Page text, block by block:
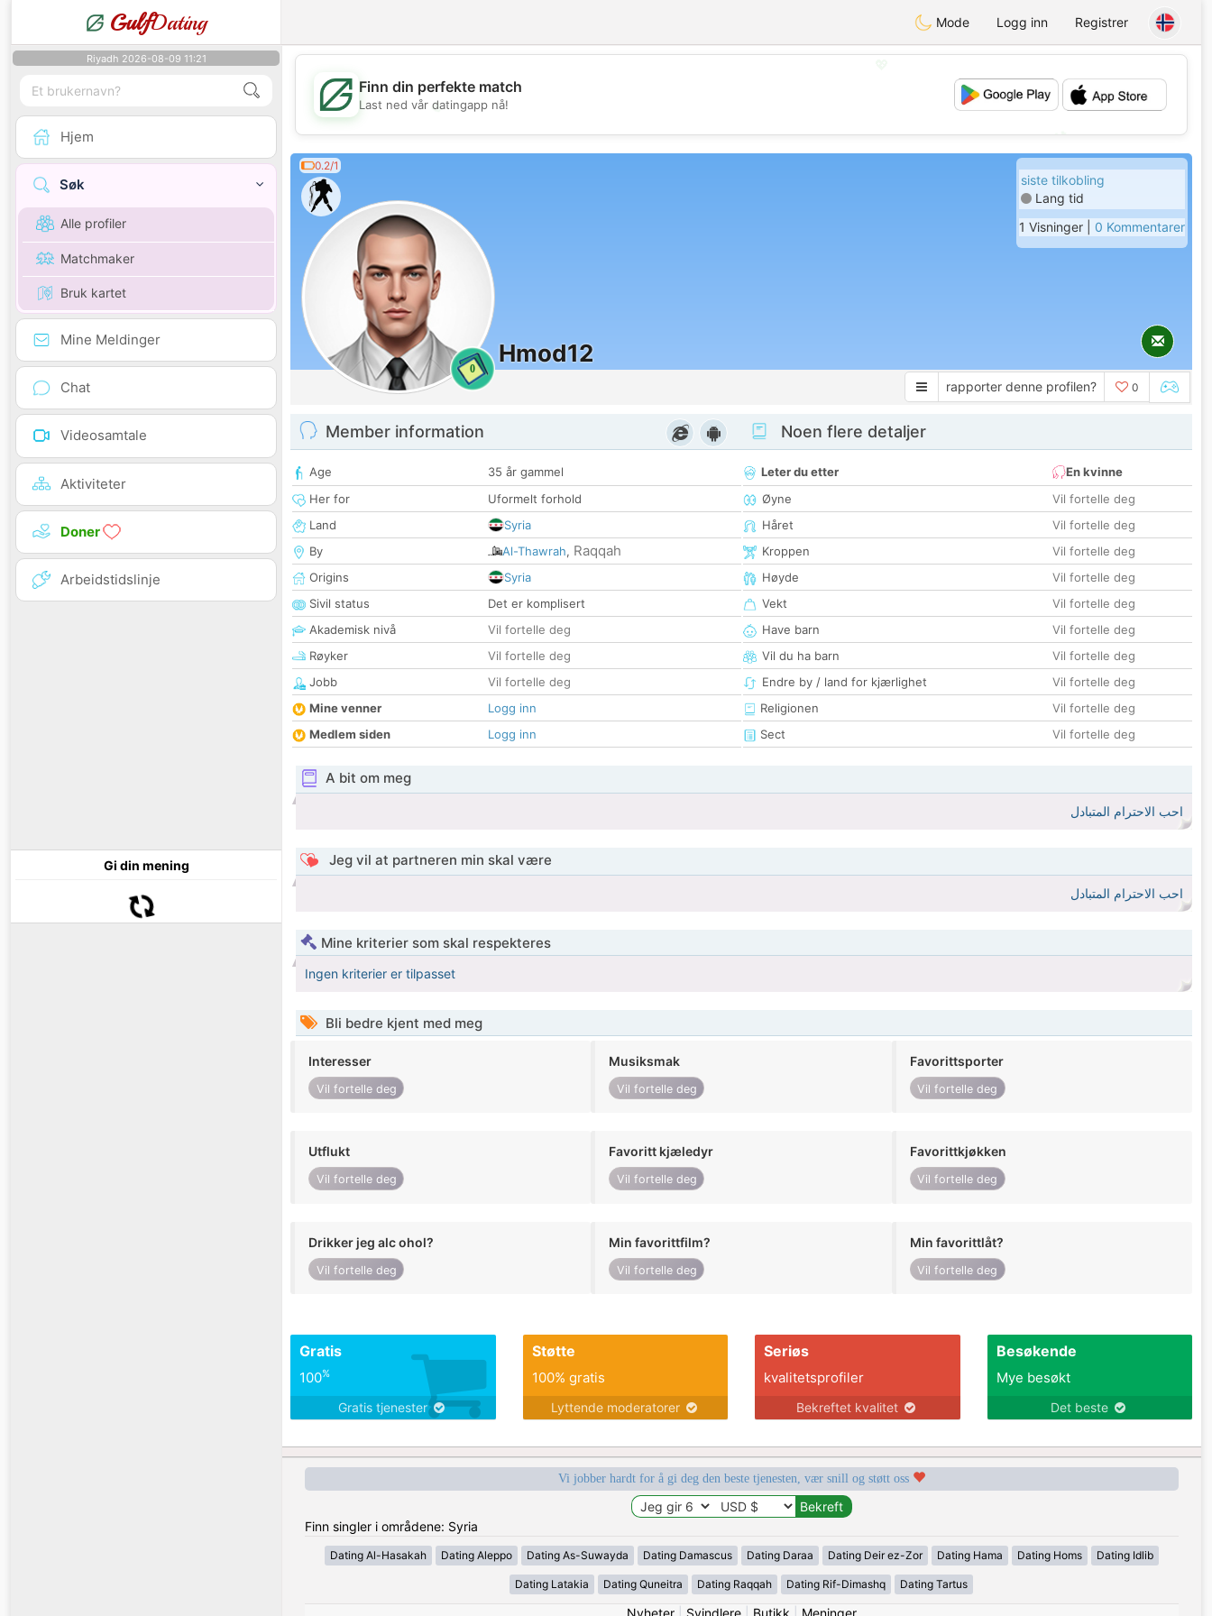
GulfDating Mode Logg inn Registrer
Riyadh 2026-08-09 11:21
Hjem
Søk
Alle profiler
Matchmaker
Bruk kartet
Mine Meldinger
Chat
Videosamtale
Aktiviteter
Doner
Arbeidstidslinje
Gi din mening
💖
💕
Finn din perfekte match
Last ned vår datingapp nå!
0.2/1
0
Hmod12
siste tilkobling
Lang tid
1 Visninger | 0 Kommentarer
rapporter denne profilen? 0
Member information
Age
35 år gammel
Her for
Uformelt forhold
Land
Syria
By
Al-Thawrah, Raqqah
Origins
Syria
Sivil status
Det er komplisert
Akademisk nivå
Vil fortelle deg
Røyker
Vil fortelle deg
Jobb
Vil fortelle deg
Mine venner
Logg inn
Medlem siden
Logg inn
Noen flere detaljer
Leter du etter
En kvinne
Øyne
Vil fortelle deg
Håret
Vil fortelle deg
Kroppen
Vil fortelle deg
Høyde
Vil fortelle deg
Vekt
Vil fortelle deg
Have barn
Vil fortelle deg
Vil du ha barn
Vil fortelle deg
Endre by / land for kjærlighet
Vil fortelle deg
Religionen
Vil fortelle deg
Sect
Vil fortelle deg
A bit om meg
احب الاحترام المتبادل
Jeg vil at partneren min skal være
احب الاحترام المتبادل
Mine kriterier som skal respekteres
Ingen kriterier er tilpasset
Bli bedre kjent med meg
Interesser
Vil fortelle deg
Musiksmak
Vil fortelle deg
Favorittsporter
Vil fortelle deg
Utflukt
Vil fortelle deg
Favoritt kjæledyr
Vil fortelle deg
Favorittkjøkken
Vil fortelle deg
Drikker jeg alc ohol?
Vil fortelle deg
Min favorittfilm?
Vil fortelle deg
Min favorittlåt?
Vil fortelle deg
Gratis
100%
Gratis tjenester
Støtte
100% gratis
Lyttende moderatorer
Seriøs
kvalitetsprofiler
Bekreftet kvalitet
Besøkende
Mye besøkt
Det beste
Vi jobber hardt for å gi deg den beste tjenesten, vær snill og støtt oss
Finn singler i områdene: Syria
Dating Al-Hasakah Dating Aleppo Dating As-Suwayda Dating Damascus Dating Daraa Dating Deir ez-Zor Dating Hama Dating Homs Dating Idlib
Dating Latakia Dating Quneitra Dating Raqqah Dating Rif-Dimashq Dating Tartus
Nyheter| Svindlere| Butikk Meninger